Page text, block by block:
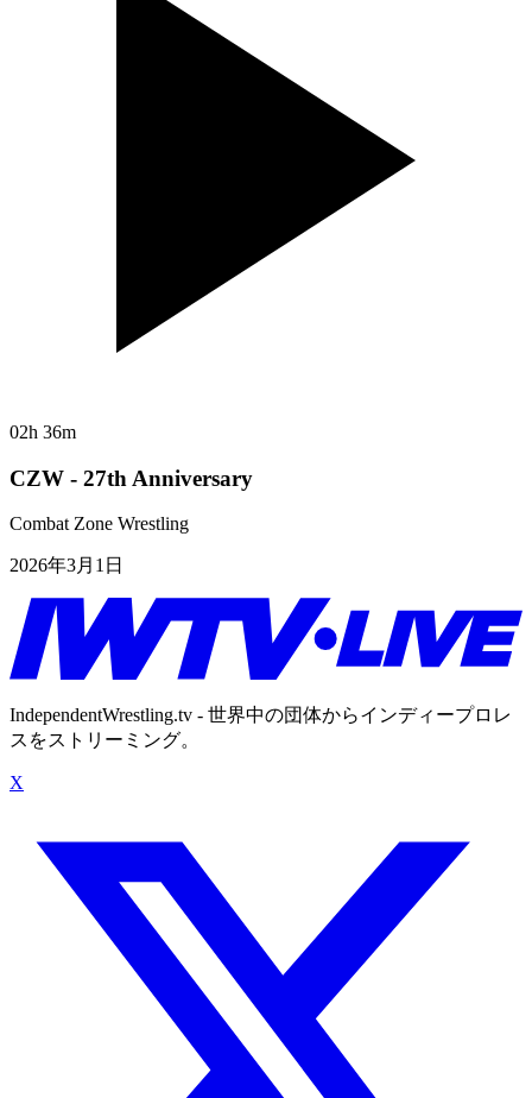
02h 36m
CZW - 27th Anniversary
Combat Zone Wrestling
2026年3月1日
IndependentWrestling.tv - 世界中の団体からインディープロレ
スをストリーミング。
X